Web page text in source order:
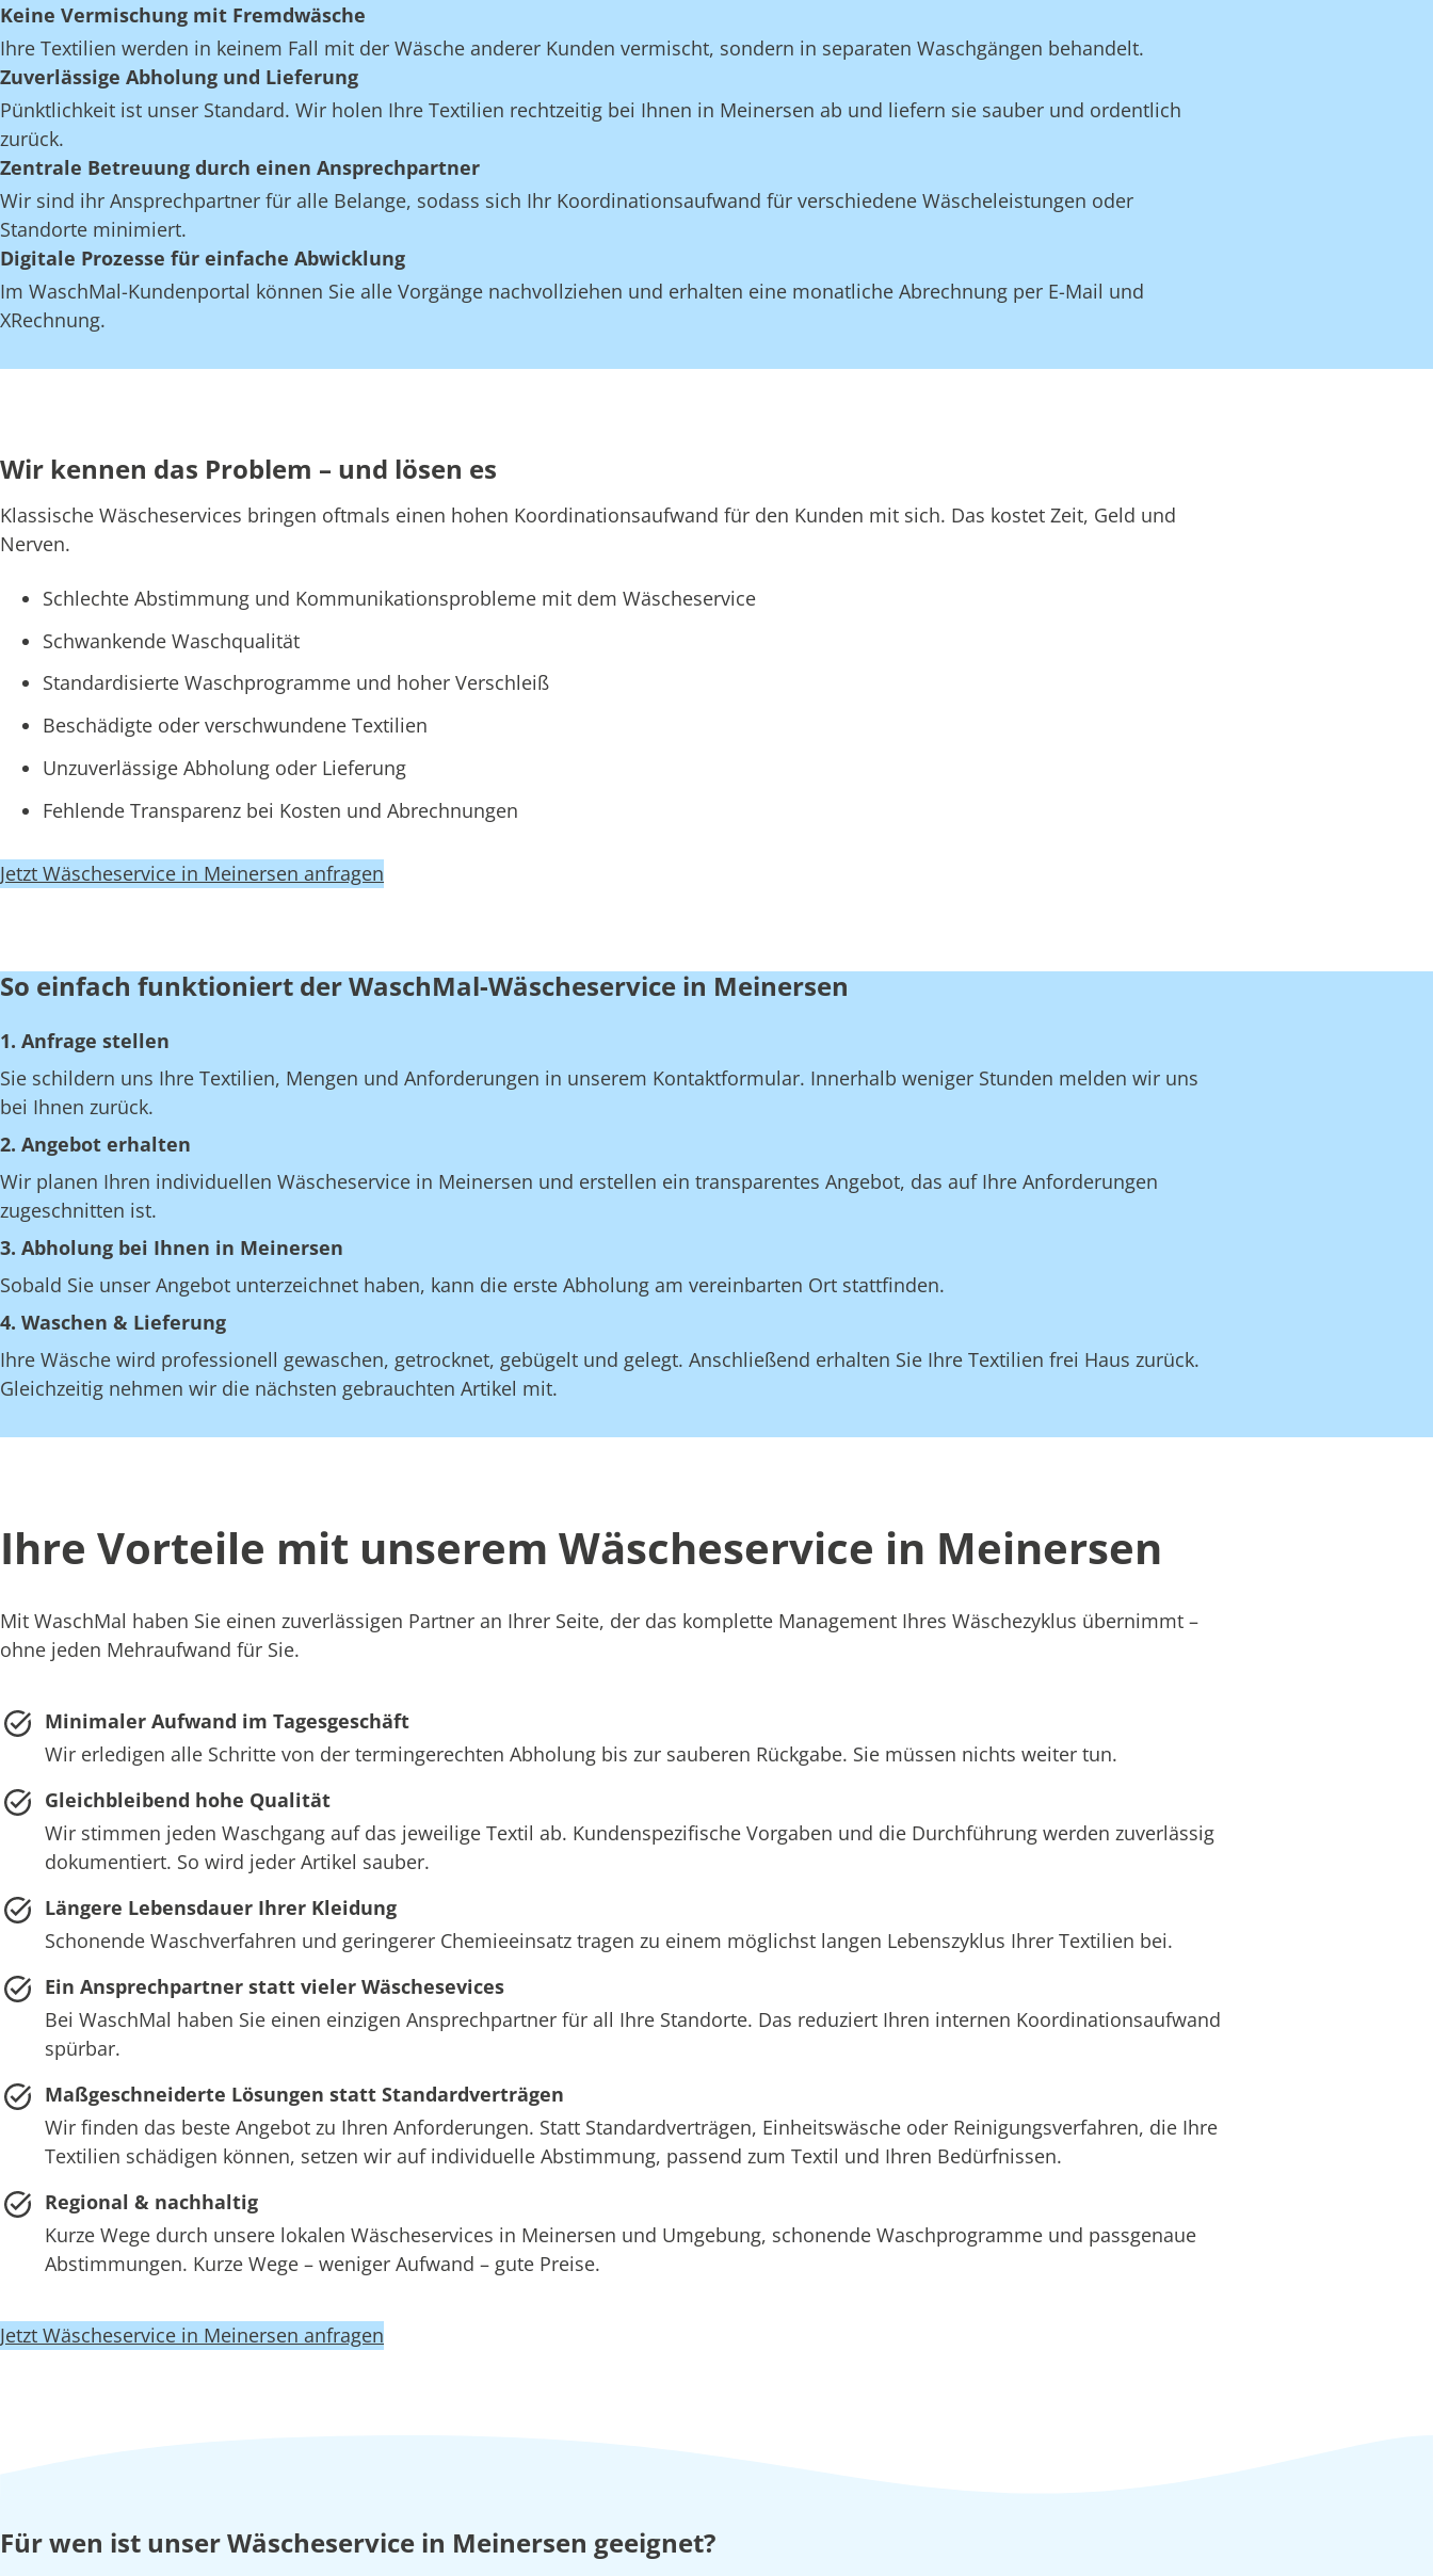
Keine Vermischung mit Fremdwäsche
Ihre Textilien werden in keinem Fall mit der Wäsche anderer Kunden vermischt, sondern in separaten Waschgängen behandelt.
Zuverlässige Abholung und Lieferung
Pünktlichkeit ist unser Standard. Wir holen Ihre Textilien rechtzeitig bei Ihnen in Meinersen ab und liefern sie sauber und ordentlich
zurück.
Zentrale Betreuung durch einen Ansprechpartner
Wir sind ihr Ansprechpartner für alle Belange, sodass sich Ihr Koordinationsaufwand für verschiedene Wäscheleistungen oder
Standorte minimiert.
Digitale Prozesse für einfache Abwicklung
Im WaschMal-Kundenportal können Sie alle Vorgänge nachvollziehen und erhalten eine monatliche Abrechnung per E-Mail und
XRechnung.
Wir kennen das Problem – und lösen es
Klassische Wäscheservices bringen oftmals einen hohen Koordinationsaufwand für den Kunden mit sich. Das kostet Zeit, Geld und
Nerven.
Schlechte Abstimmung und Kommunikationsprobleme mit dem Wäscheservice
Schwankende Waschqualität
Standardisierte Waschprogramme und hoher Verschleiß
Beschädigte oder verschwundene Textilien
Unzuverlässige Abholung oder Lieferung
Fehlende Transparenz bei Kosten und Abrechnungen
Jetzt Wäscheservice in Meinersen anfragen
So einfach funktioniert der WaschMal-Wäscheservice in Meinersen
1. Anfrage stellen
Sie schildern uns Ihre Textilien, Mengen und Anforderungen in unserem Kontaktformular. Innerhalb weniger Stunden melden wir uns
bei Ihnen zurück.
2. Angebot erhalten
Wir planen Ihren individuellen Wäscheservice in Meinersen und erstellen ein transparentes Angebot, das auf Ihre Anforderungen
zugeschnitten ist.
3. Abholung bei Ihnen in Meinersen
Sobald Sie unser Angebot unterzeichnet haben, kann die erste Abholung am vereinbarten Ort stattfinden.
4. Waschen & Lieferung
Ihre Wäsche wird professionell gewaschen, getrocknet, gebügelt und gelegt. Anschließend erhalten Sie Ihre Textilien frei Haus zurück.
Gleichzeitig nehmen wir die nächsten gebrauchten Artikel mit.
Ihre Vorteile mit unserem Wäscheservice in Meinersen
Mit WaschMal haben Sie einen zuverlässigen Partner an Ihrer Seite, der das komplette Management Ihres Wäschezyklus übernimmt –
ohne jeden Mehraufwand für Sie.
Minimaler Aufwand im Tagesgeschäft
Wir erledigen alle Schritte von der termingerechten Abholung bis zur sauberen Rückgabe. Sie müssen nichts weiter tun.
Gleichbleibend hohe Qualität
Wir stimmen jeden Waschgang auf das jeweilige Textil ab. Kundenspezifische Vorgaben und die Durchführung werden zuverlässig
dokumentiert. So wird jeder Artikel sauber.
Längere Lebensdauer Ihrer Kleidung
Schonende Waschverfahren und geringerer Chemieeinsatz tragen zu einem möglichst langen Lebenszyklus Ihrer Textilien bei.
Ein Ansprechpartner statt vieler Wäschesevices
Bei WaschMal haben Sie einen einzigen Ansprechpartner für all Ihre Standorte. Das reduziert Ihren internen Koordinationsaufwand
spürbar.
Maßgeschneiderte Lösungen statt Standardverträgen
Wir finden das beste Angebot zu Ihren Anforderungen. Statt Standardverträgen, Einheitswäsche oder Reinigungsverfahren, die Ihre
Textilien schädigen können, setzen wir auf individuelle Abstimmung, passend zum Textil und Ihren Bedürfnissen.
Regional & nachhaltig
Kurze Wege durch unsere lokalen Wäscheservices in Meinersen und Umgebung, schonende Waschprogramme und passgenaue
Abstimmungen. Kurze Wege – weniger Aufwand – gute Preise.
Jetzt Wäscheservice in Meinersen anfragen
Für wen ist unser Wäscheservice in Meinersen geeignet?